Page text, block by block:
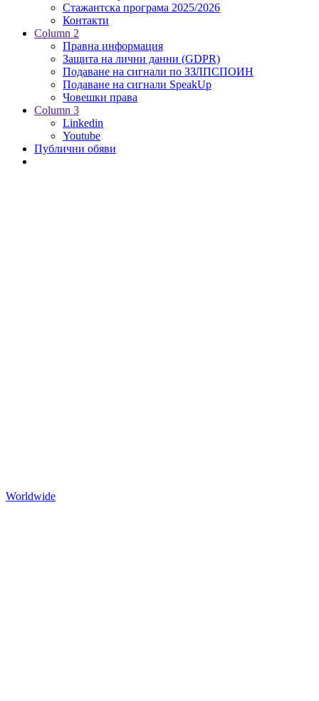
Стажантска програма 2025/2026
Контакти
Column 2
Правна информация
Защита на лични данни (GDPR)
Подаване на сигнали по ЗЗЛПСПОИН
Подаване на сигнали SpeakUp
Човешки права
Column 3
Linkedin
Youtube
Публични обяви
Worldwide